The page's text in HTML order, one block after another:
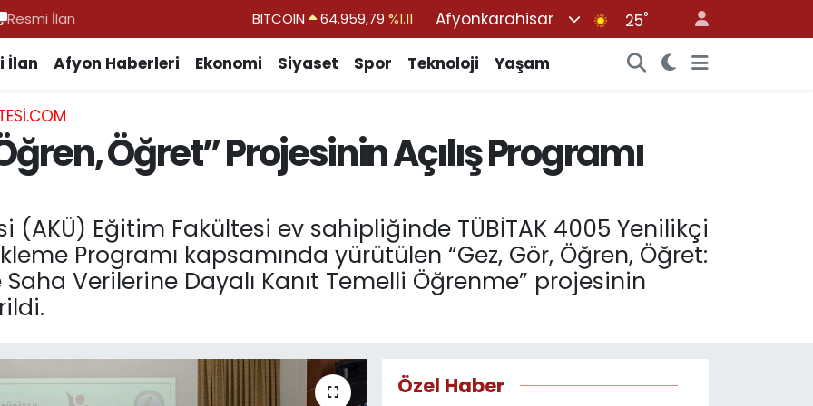
Resmi İlan DOLAR 47,7436%0.18
BİST100
13.779%-14
BITCOIN
Afyonkarahisar 25°
İlan Afyon Haberleri Ekonomi Siyaset Spor Teknoloji Yaşam
Öğret” Projesinin Açılış Programı
(AKÜ) Eğitim Fakültesi ev sahipliğinde TÜBİTAK 4005 Yenilikçi
Programı kapsamında yürütülen “Gez, Gör, Öğren, Öğret:
Verilerine Dayalı Kanıt Temelli Öğrenme” projesinin
Özel Haber